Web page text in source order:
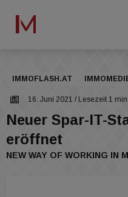
IMMOFLASH.AT
16. Juni 2021 / Lesezeit 1 min
Neuer Spar-IT-
eröffnet
NEW WAY OF WORKING IN